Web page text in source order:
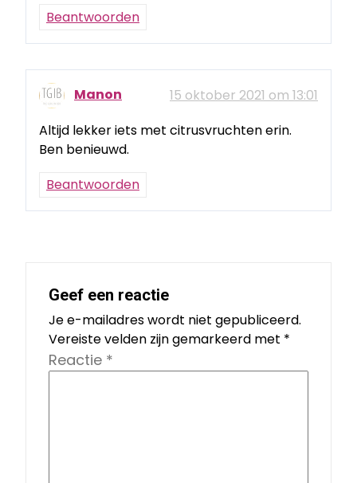
Beantwoorden
Manon
15 oktober 2021 om 13:01
Altijd lekker iets met citrusvruchten erin.
Ben benieuwd.
Beantwoorden
Geef een reactie
Je e-mailadres wordt niet gepubliceerd.
Vereiste velden zijn gemarkeerd met *
Reactie *